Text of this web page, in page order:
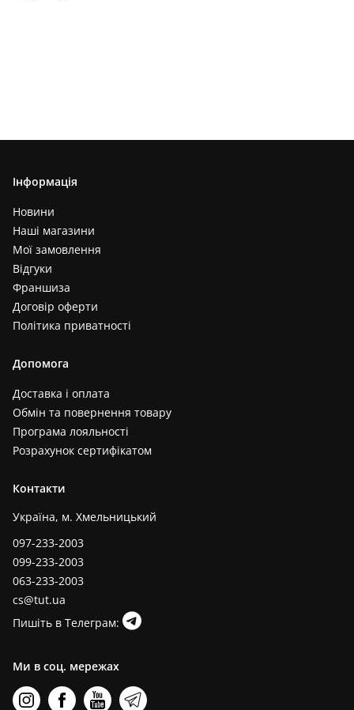
Інформація
Новини
Наші магазини
Мої замовлення
Відгуки
Франшиза
Договір оферти
Політика приватності
Допомога
Доставка і оплата
Обмін та повернення товару
Програма лояльності
Розрахунок сертифікатом
Контакти
Україна, м. Хмельницький
097-233-2003
099-233-2003
063-233-2003
cs@tut.ua
Пишіть в Телеграм:
Ми в соц. мережах